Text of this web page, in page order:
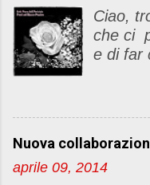
c
o
m
m
t
o
Ciao,
che ci
e di far
un
post,
Nuova
aprile 09, 2014